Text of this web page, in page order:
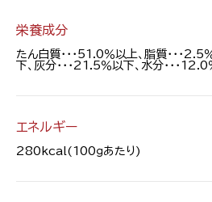
栄養成分
たん白質・・・51.0％以上、脂質・・・2.5
下、灰分・・・21.5％以下、水分・・・
エネルギー
280kcal(100ｇあたり)